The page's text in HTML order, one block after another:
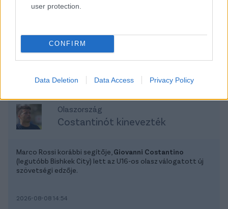
user protection.
CONFIRM
Data Deletion Data Access Privacy Policy
Kövess minket a Facebookon is!
Átigazolások
Olaszország
Costantinót kinevezték
Marco Rossi korábbi segítője, Giovanni Costantino
(legutóbb Bishkek City) lett az U16-os olasz válogatott új
szövetségi edzője.
2026-08-08 14:54